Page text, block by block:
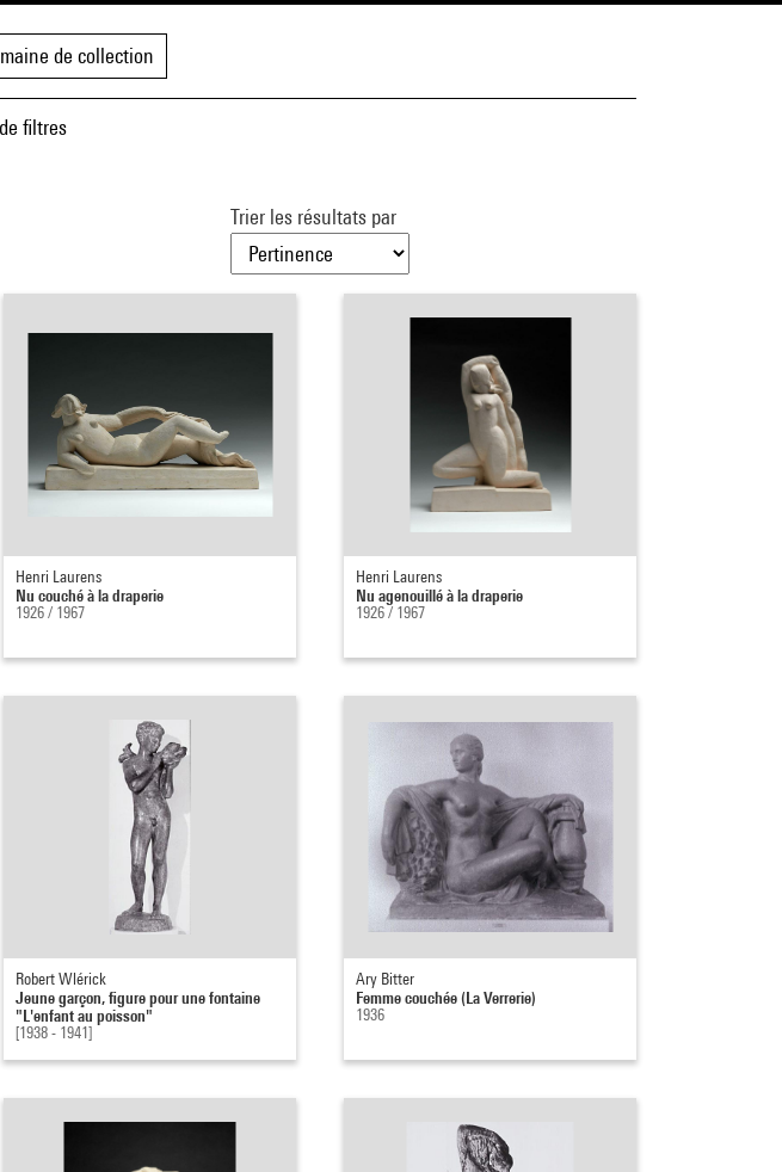
de collection
filtres
Trier les résultats par
Henri Laurens
Nu couché à la draperie
1926 / 1967
Henri Laurens
Nu agenouillé à la draperie
1926 / 1967
Robert Wlérick
Jeune garçon, figure pour une fontaine
"L'enfant au poisson"
[1938 - 1941]
Ary Bitter
Femme couchée (La Verrerie)
1936